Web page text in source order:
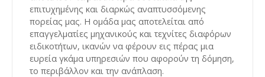
επιτυχημένης και διαρκώς αναπτυσσόμενης
πορείας μας. Η ομάδα μας αποτελείται από
επαγγελματίες μηχανικούς και τεχνίτες διαφόρων
ειδικοτήτων, ικανών να φέρουν εις πέρας μια
ευρεία γκάμα υπηρεσιών που αφορούν τη δόμηση,
το περιβάλλον και την ανάπλαση.